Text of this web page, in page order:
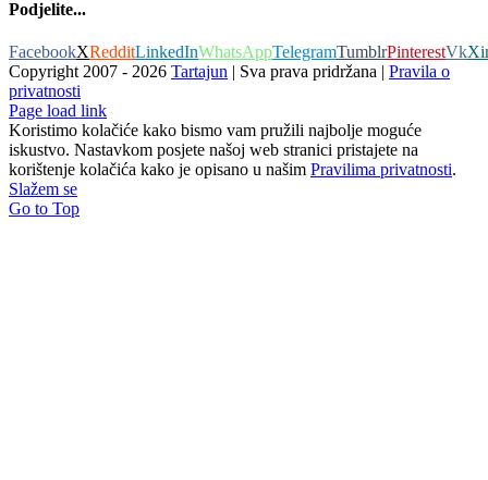
Podjelite...
FacebookXRedditLinkedInWhatsAppTelegramTumblrPinterestVk
Copyright 2007 - 2026 Tartajun | Sva prava pridržana | Pravila o
privatnosti
Page load link
Koristimo kolačiće kako bismo vam pružili najbolje moguće
iskustvo. Nastavkom posjete našoj web stranici pristajete na
korištenje kolačića kako je opisano u našim Pravilima privatnosti.
Slažem se
Go to Top